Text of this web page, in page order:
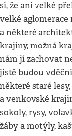
si, že ani velké
velké aglomerace
a některé
krajiny, možná
nám jí zachovat
jistě budou
některé staré
a venkovské
sokoly, rysy,
žáby a motýly,